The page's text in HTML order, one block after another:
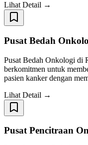
Lihat Detail →
Pusat Bedah
Pusat Bedah Onkologi di
berkomitmen untuk
pasien kanker dengan
Lihat Detail →
Pusat Pencitraan